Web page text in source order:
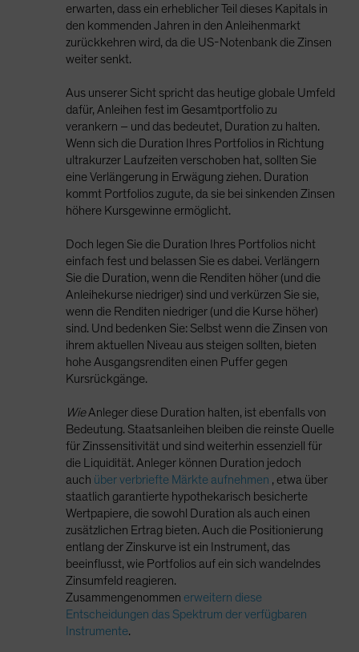
erwarten, dass ein erheblicher Teil dieses Kapitals in
den kommenden Jahren in den Anleihenmarkt
zurückkehren wird, da die US-Notenbank die Zinsen
weiter senkt.
Aus unserer Sicht spricht das heutige globale Umfeld
dafür, Anleihen fest im Gesamtportfolio zu
verankern – und das bedeutet, Duration zu halten.
Wenn sich die Duration Ihres Portfolios in Richtung
ultrakurzer Laufzeiten verschoben hat, sollten Sie
eine Verlängerung in Erwägung ziehen. Duration
kommt Portfolios zugute, da sie bei sinkenden Zinsen
höhere Kursgewinne ermöglicht.
Doch legen Sie die Duration Ihres Portfolios nicht
einfach fest und belassen Sie es dabei. Verlängern
Sie die Duration, wenn die Renditen höher (und die
Anleihekurse niedriger) sind und verkürzen Sie sie,
wenn die Renditen niedriger (und die Kurse höher)
sind. Und bedenken Sie: Selbst wenn die Zinsen von
ihrem aktuellen Niveau aus steigen sollten, bieten
hohe Ausgangsrenditen einen Puffer gegen
Kursrückgänge.
WieAnleger diese Duration halten, ist ebenfalls von
Bedeutung. Staatsanleihen bleiben die reinste Quelle
für Zinssensitivität und sind weiterhin essenziell für
die Liquidität. Anleger können Duration jedoch
auch über verbriefte Märkte aufnehmen , etwa über
staatlich garantierte hypothekarisch besicherte
Wertpapiere, die sowohl Duration als auch einen
zusätzlichen Ertrag bieten. Auch die Positionierung
entlang der Zinskurve ist ein Instrument, das
beeinflusst, wie Portfolios auf ein sich wandelndes
Zinsumfeld reagieren.
Zusammengenommen erweitern diese
Entscheidungen das Spektrum der verfügbaren
Instrumente.